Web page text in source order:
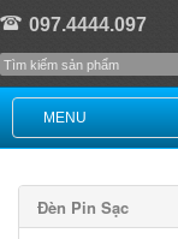
097.4444.097
MENU
Đèn Pin Sạc